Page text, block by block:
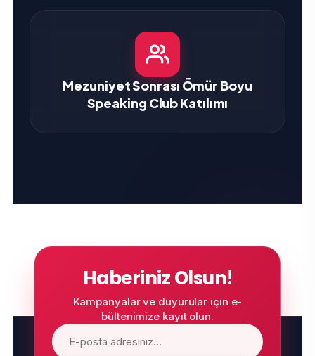
Mezuniyet Sonrası Ömür Boyu
Speaking Club Katılımı
Haberiniz Olsun!
Kampanyalar ve duyurular için e-
bültenimize kayıt olun.